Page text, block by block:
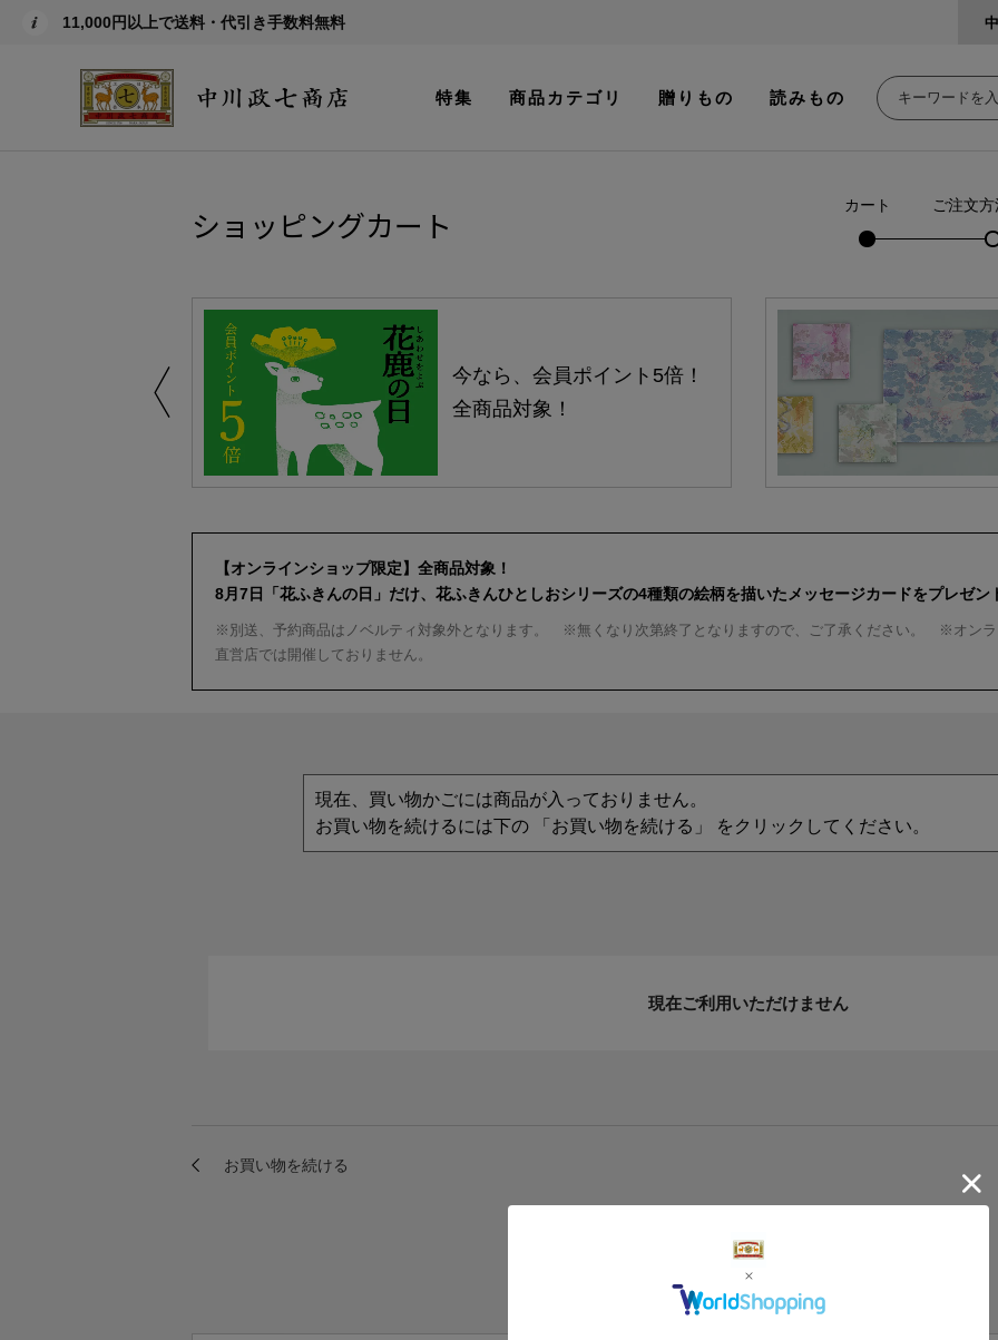
11,000円以上で送料・代引き手数料無料
特集 商品カテゴリ 贈りもの 読みもの
ショッピングカート カート ご注文
今なら、会員ポイント5倍！
全商品対象！
【オンラインショップ限定】全商品対象！
8月7日「花ふきんの日」だけ、花ふきんひとしおシリーズの4種類の絵柄を描いたメッセージカードをプレゼン
※別送、予約商品はノベルティ対象外となります。 ※無くなり次第終了となりますので、ご了承ください。 ※オンラ
直営店では開催しておりません。
現在、買い物かごには商品が入っておりません。
お買い物を続けるには下の 「お買い物を続ける」 をクリックしてください。
現在ご利用いただけません
手提げ袋（有料）はこちら
S・M・Lの3つサイズをご用意しております。